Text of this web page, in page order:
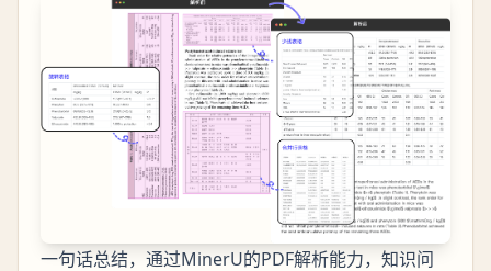
一句话总结，通过MinerU的PDF解析能力，知识问